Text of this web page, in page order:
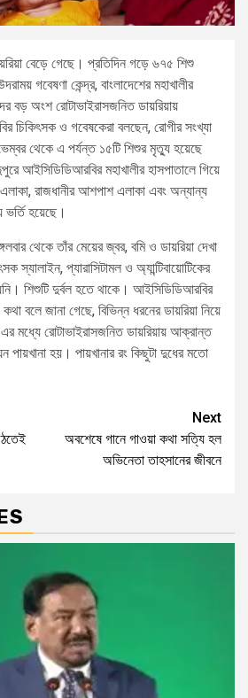
বেড়ে গেছে। প্রতিদিন গড়ে ৬৭৫ শিশু
গবেষণা কেন্দ্র, বাংলাদেশের মহাখালীর
বড় অংশ রোটাভাইরাসজনিত ডায়রিয়ায়
ও গবেষকেরা বলছেন, রোগীর সংখ্যা
থেকে এ পর্যন্ত ১৫টি শিশুর মৃত্যু হয়েছে
আইসিডিডিআরবির মহাখালীর হাসপাতালে গিয়ে
এলাকা, রাজধানীর আশপাশ এলাকা এবং অন্যান্য
ভর্তি হয়েছে।
থেকে তাঁর মেয়ের জ্বর, বমি ও ডায়রিয়া দেখা
স্যালাইন, প্যারাসিটামল ও অ্যান্টিবায়োটিকের
শিশুটি দুর্বল হতে থাকে। আইসিডিডিআরবির
কথা বলে জানা গেছে, বিভিন্ন ধরনের ডায়রিয়া নিয়ে
মধ্যে রোটাভাইরাসজনিত ডায়রিয়ায় আক্রান্ত
হয়। পায়খানার রং কিছুটা দুধের মতো
Next
অবশেষে গানে গাওয়া কথা সত্যি হল
অভিনেতা তাহসানের জীবনে